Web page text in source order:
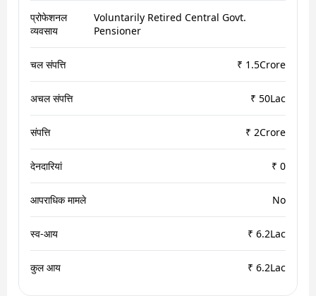
प्रोफेशनल
व्यवसाय
Voluntarily Retired Central Govt.
Pensioner
चल संपत्ति ₹ 1.5Crore
अचल संपत्ति ₹ 50Lac
संपत्ति ₹ 2Crore
देनदारियां ₹ 0
आपराधिक मामले No
स्व-आय ₹ 6.2Lac
कुल आय ₹ 6.2Lac